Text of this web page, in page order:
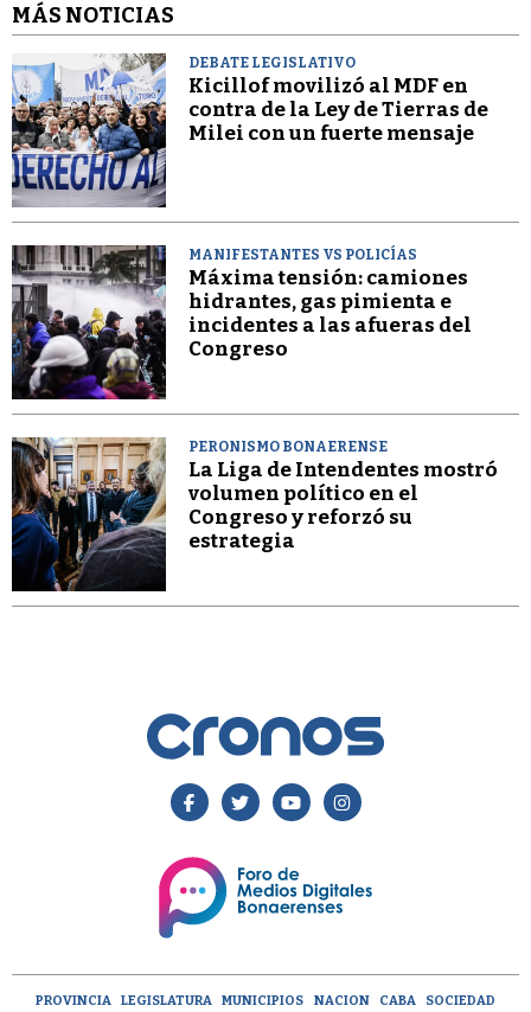
MÁS NOTICIAS
DEBATE LEGISLATIVO
Kicillof movilizó al MDF en
contra de la Ley de Tierras de
Milei con un fuerte mensaje
MANIFESTANTES VS POLICÍAS
Máxima tensión: camiones
hidrantes, gas pimienta e
incidentes a las afueras del
Congreso
PERONISMO BONAERENSE
La Liga de Intendentes mostró
volumen político en el
Congreso y reforzó su
estrategia
PROVINCIA LEGISLATURA MUNICIPIOS NACION CABA SOCIEDAD